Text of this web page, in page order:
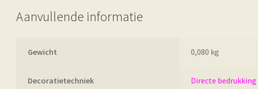
Aanvullende informatie
Gewicht 0,080 kg
Decoratietechniek Directe bedrukking